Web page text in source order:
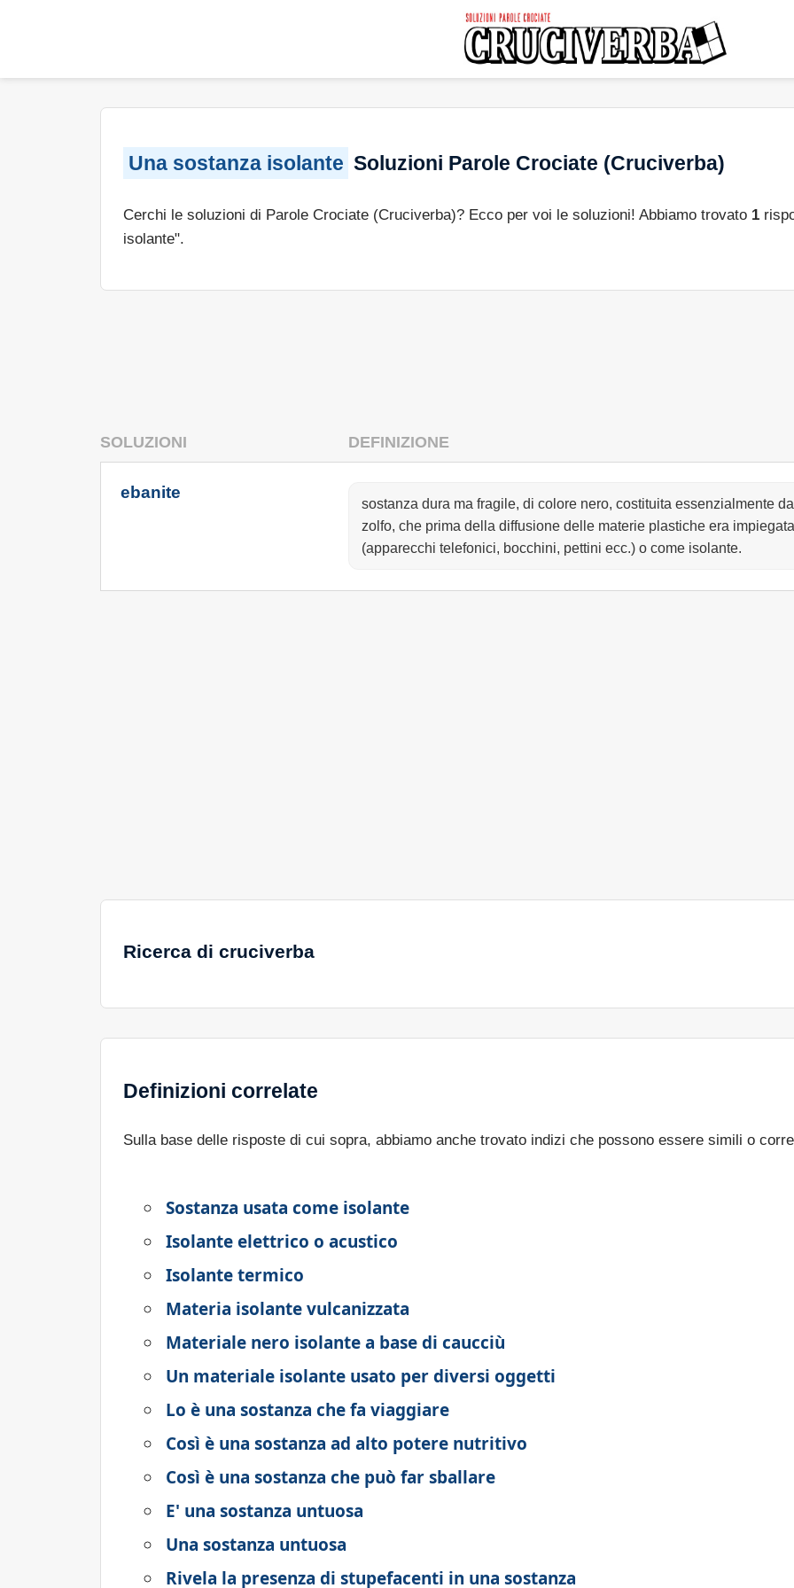
Una sostanza isolante Soluzioni Parole Crociate (Cruciverba)
Cerchi le soluzioni di Parole Crociate (Cruciverba)? Ecco per voi le soluzioni! Abbiamo trovato 1
isolante".
SOLUZIONI DEFINIZIONE
ebanite
sostanza dura ma fragile, di colore nero, costituita essenzialmente
zolfo, che prima della diffusione delle materie plastiche era
(apparecchi telefonici, bocchini, pettini ecc.) o come isolante.
Ricerca di cruciverba
Definizioni correlate
Sulla base delle risposte di cui sopra, abbiamo anche trovato indizi che possono essere simili o
Sostanza usata come isolante
Isolante elettrico o acustico
Isolante termico
Materia isolante vulcanizzata
Materiale nero isolante a base di caucciù
Un materiale isolante usato per diversi oggetti
Lo è una sostanza che fa viaggiare
Così è una sostanza ad alto potere nutritivo
Così è una sostanza che può far sballare
E' una sostanza untuosa
Una sostanza untuosa
Rivela la presenza di stupefacenti in una sostanza